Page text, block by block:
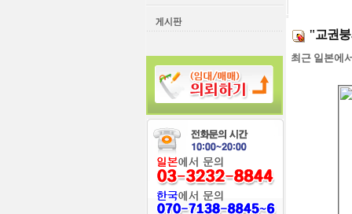
"교권붕
최근 일본에